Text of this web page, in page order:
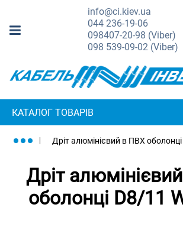
info@ci.kiev.ua
044236-19-06
098407-20-98 (Viber)
098 539-09-02 (Viber)
КАТАЛОГ ТОВАРІВ
Дріт алюмінієвий в ПВХ
Дріт
оболонці D8/11